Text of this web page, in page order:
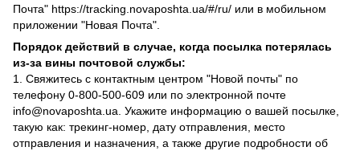
Почта" https://tracking.novaposhta.ua/#/ru/ или в мобильном
приложении "Новая Почта".
Порядок действий в случае, когда посылка потерялась
из-за вины почтовой службы:
1. Свяжитесь с контактным центром "Новой почты" по
телефону 0-800-500-609 или по электронной почте
info@novaposhta.ua. Укажите информацию о вашей посылке,
такую как: трекинг-номер, дату отправления, место
отправления и назначения, а также другие подробности об